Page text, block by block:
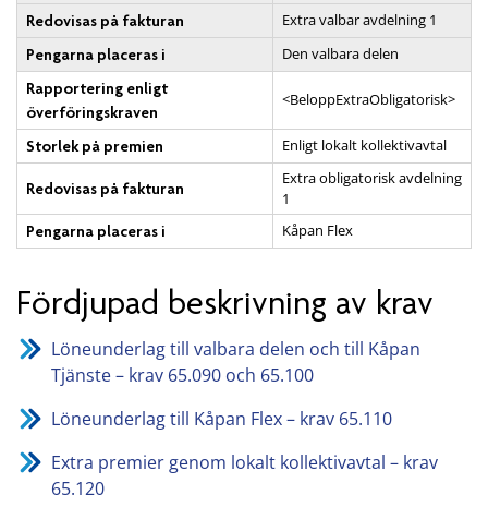
Redovisas på fakturan
Extra valbar avdelning 1
Pengarna placeras i
Den valbara delen
Rapportering enligt
överföringskraven
<BeloppExtraObligatorisk>
Storlek på premien Enligt lokalt kollektivavtal
Redovisas på fakturan
Extra obligatorisk avdelning
1
Pengarna placeras i
Kåpan Flex
Fördjupad beskrivning av krav
Löneunderlag till valbara delen och till Kåpan
Tjänste – krav 65.090 och 65.100
Löneunderlag till Kåpan Flex – krav 65.110
Extra premier genom lokalt kollektivavtal – krav
65.120